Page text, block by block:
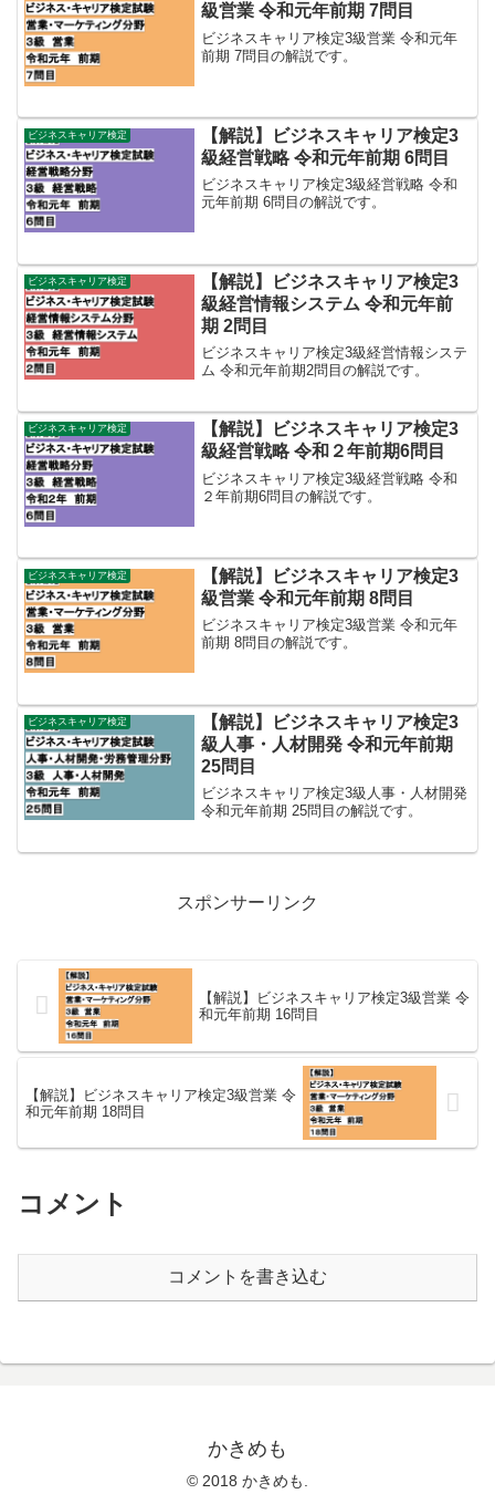
級営業 令和元年前期 7問目
ビジネスキャリア検定3級営業 令和元年
前期 7問目の解説です。
ビジネスキャリア検定
【解説】ビジネスキャリア検定3
級経営戦略 令和元年前期 6問目
ビジネスキャリア検定3級経営戦略 令和
元年前期 6問目の解説です。
ビジネスキャリア検定
【解説】ビジネスキャリア検定3
級経営情報システム 令和元年前
期 2問目
ビジネスキャリア検定3級経営情報システ
ム 令和元年前期2問目の解説です。
ビジネスキャリア検定
【解説】ビジネスキャリア検定3
級経営戦略 令和２年前期6問目
ビジネスキャリア検定3級経営戦略 令和
２年前期6問目の解説です。
ビジネスキャリア検定
【解説】ビジネスキャリア検定3
級営業 令和元年前期 8問目
ビジネスキャリア検定3級営業 令和元年
前期 8問目の解説です。
ビジネスキャリア検定
【解説】ビジネスキャリア検定3
級人事・人材開発 令和元年前期
25問目
ビジネスキャリア検定3級人事・人材開発
令和元年前期 25問目の解説です。
スポンサーリンク
【解説】ビジネスキャリア検定3級営業 令
和元年前期 16問目
【解説】ビジネスキャリア検定3級営業 令
和元年前期 18問目
コメント
コメントを書き込む
かきめも
© 2018 かきめも.